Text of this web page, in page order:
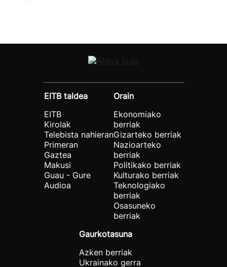
EITB taldea
EITB
Kirolak
Telebista nahieran
Primeran
Gaztea
Makusi
Guau - Gure
Audioa
Orain
Ekonomiako
berriak
Gizarteko berriak
Nazioarteko
berriak
Politikako berriak
Kulturako berriak
Teknologiako
berriak
Osasuneko
berriak
Gaurkotasuna
Azken berriak
Ukrainako gerra